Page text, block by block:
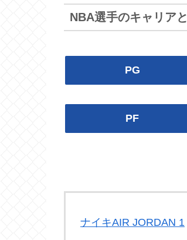
ウィザーズ
Wizards
ピストンズ
Pistons
マブス
Mavericks
スパーズ
NBA2024-25
NBA選手のキャリア
PG
PF
ナイキAIR JORDAN 1